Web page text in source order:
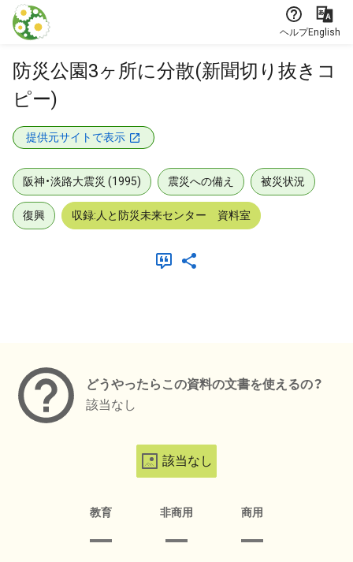
本文に飛ぶ
ヘルプEnglish
防災公園3ヶ所に分散(新聞切り抜きコ
ピー)
提供元サイトで表示
阪神・淡路大震災 (1995) 震災への備え 被災状況
復興 収録:人と防災未来センター 資料室
どうやったらこの資料の文書を使えるの？
該当なし
該当なし
教育 非商用 商用